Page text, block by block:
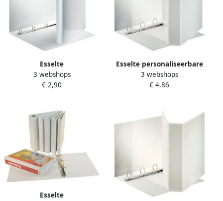
Esselte
Presentatieringband
Essentials panorama A4 4-
3 webshops
€ 2,90
Esselte personaliseerbare
ringmap PP voor ft A4 maxi
rug van 7 cm 4 D-ringen
3 webshops
€ 4,86
Esselte